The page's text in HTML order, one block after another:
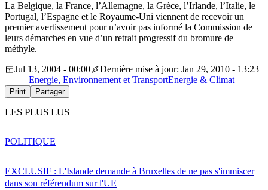
La Belgique, la France, l’Allemagne, la Grèce, l’Irlande, l’Italie, le
Portugal, l’Espagne et le Royaume-Uni viennent de recevoir un
premier avertissement pour n’avoir pas informé la Commission de
leurs démarches en vue d’un retrait progressif du bromure de
méthyle.
Jul 13, 2004 - 00:00
Dernière mise à jour: Jan 29, 2010 - 13:23
Energie, Environnement et TransportEnergie & Climat
Print Partager
LES PLUS LUS
EXCLUSIF : L'Islande demande à Bruxelles de ne pas s'immiscer
dans son référendum sur l'UE
POLITIQUE